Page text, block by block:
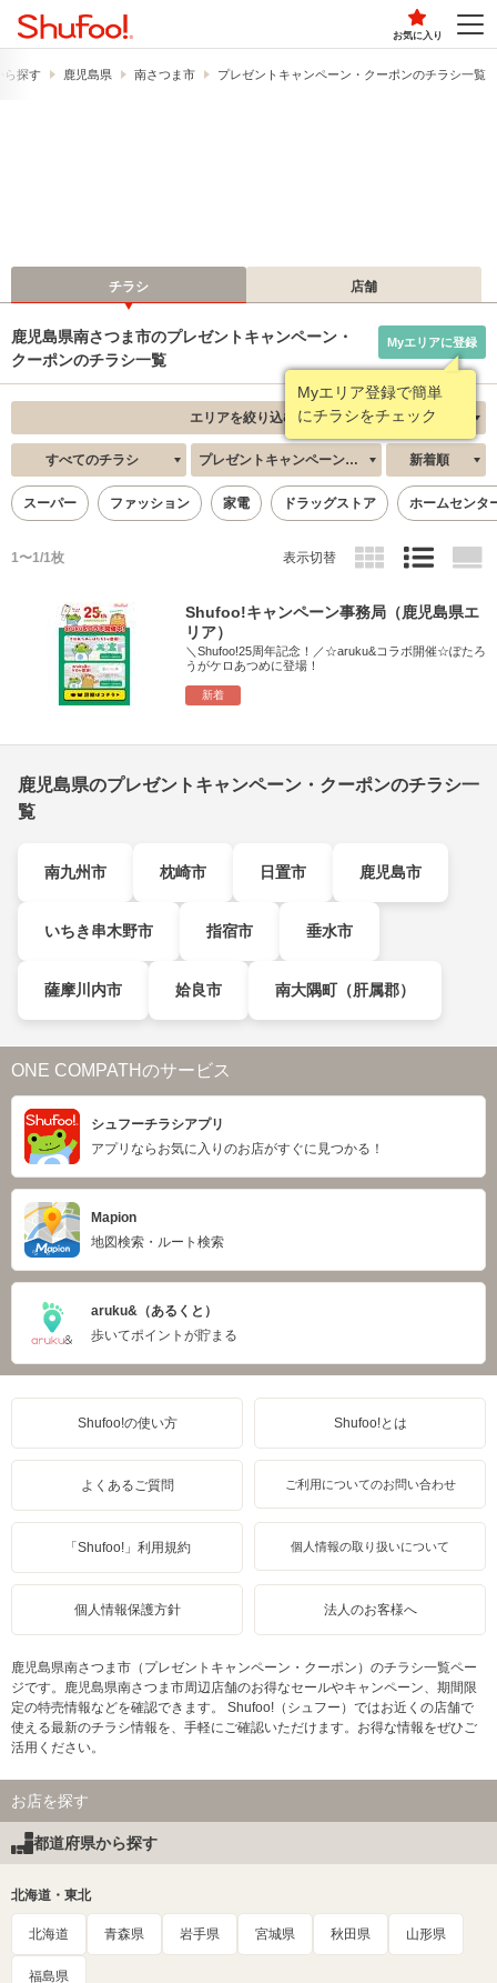
お気に入り
ら探す 鹿児島県 南さつま市 プレゼントキャンペーン・クーポンのチラシ一覧
チラシ 店舗
鹿児島県南さつま市のプレゼントキャンペーン・
クーポンのチラシ一覧
Myエリア登録で簡単
にチラシをチェック
Myエリアに登録
エリアを絞り込む
すべてのチラシ プレゼントキャンペーン・クーポン 新着順
スーパー ファッション 家電 ドラッグストア ホームセンタ
1〜1/1枚 表示切替
新着
Shufoo!キャンペーン事務局（鹿児島県エ
リア）
＼Shufoo!25周年記念！／☆aruku&コラボ開催☆ぽたろ
うがケロあつめに登場！
鹿児島県のプレゼントキャンペーン・クーポンのチラシ一
覧
南九州市 枕崎市 日置市 鹿児島市
いちき串木野市 指宿市 垂水市
薩摩川内市 姶良市 南大隅町（肝属郡）
ONE COMPATHのサービス
シュフーチラシアプリ
アプリならお気に入りのお店がすぐに見つかる！
Mapion
地図検索・ルート検索
aruku&（あるくと）
歩いてポイントが貯まる
Shufoo!の使い方 Shufoo!とは
よくあるご質問 ご利用についてのお問い合わせ
「Shufoo!」利用規約 個人情報の取り扱いについて
個人情報保護方針 法人のお客様へ
鹿児島県南さつま市（プレゼントキャンペーン・クーポン）のチラシ一覧ペー
ジです。鹿児島県南さつま市周辺店舗のお得なセールやキャンペーン、期間限
定の特売情報などを確認できます。 Shufoo!（シュフー）ではお近くの店舗で
使える最新のチラシ情報を、手軽にご確認いただけます。お得な情報をぜひご
活用ください。
お店を探す
都道府県から探す
北海道・東北
北海道 青森県 岩手県 宮城県 秋田県 山形県
福島県